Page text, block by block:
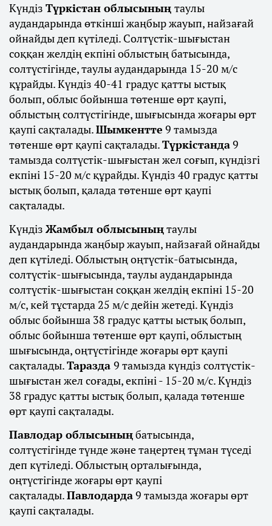
Күндіз Түркістан облысының таулы
аудандарында өткінші жаңбыр жауып, найзағай
ойнайды деп күтіледі. Солтүстік-шығыстан
соққан желдің екпіні облыстың батысында,
солтүстігінде, таулы аудандарында 15-20 м/с
құрайды. Күндіз 40-41 градус қатты ыстық
болып, облыс бойынша төтенше өрт қаупі,
облыстың солтүстігінде, шығысында жоғары өрт
қаупі сақталады.Шымкентте 9 тамызда
төтенше өрт қаупі сақталады.Түркістанда9
тамызда солтүстік-шығыстан жел соғып, күндізгі
екпіні 15-20 м/с құрайды. Күндіз 40 градус қатты
ыстық болып, қалада төтенше өрт қаупі
сақталады.
Күндіз Жамбыл облысыныңтаулы
аудандарында жаңбыр жауып, найзағай ойнайды
деп күтіледі. Облыстың оңтүстік-батысында,
солтүстік-шығысында, таулы аудандарында
солтүстік-шығыстан соққан желдің екпіні 15-20
м/с, кей тұстарда 25 м/с дейін жетеді. Күндіз
облыс бойынша 38 градус қатты ыстық болып,
облыс бойынша төтенше өрт қаупі, облыстың
шығысында, оңтүстігінде жоғары өрт қаупі
сақталады.Таразда 9 тамызда күндіз солтүстік-
шығыстан жел соғады, екпіні - 15-20 м/с. Күндіз
38 градус қатты ыстық болып, қалада төтенше
өрт қаупі сақталады.
Павлодар облысыныңбатысында,
солтүстігінде түнде және таңертең тұман түседі
деп күтіледі. Облыстың орталығында,
оңтүстігінде жоғары өрт қаупі
сақталады.Павлодарда9 тамызда жоғары өрт
қаупі сақталады.